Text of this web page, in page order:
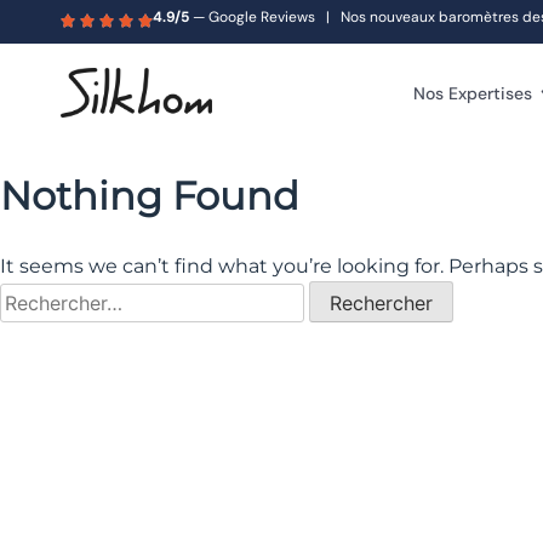
4.9/5— Google Reviews | Nos nouveaux baromètres
Nos Expertises
Nothing Found
It seems we can’t find what you’re looking for. Perhaps